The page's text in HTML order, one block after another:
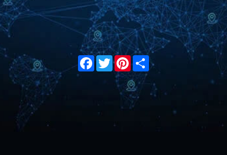
Facebook
TwitterPinterest
Share